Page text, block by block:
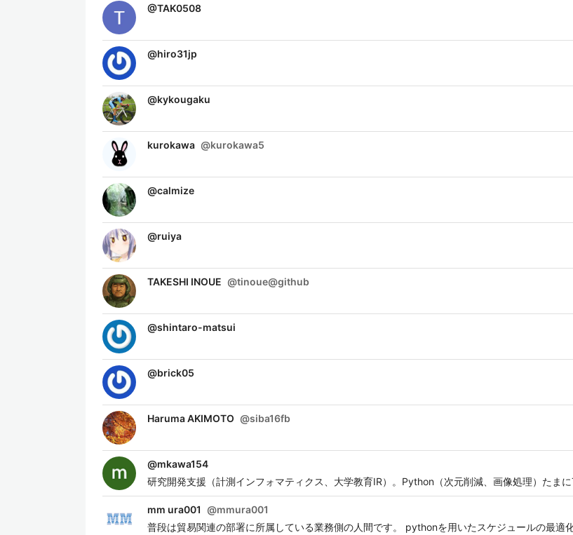
@TAK0508
@hiro31jp
@kykougaku
kurokawa @kurokawa5
@calmize
@ruiya
TAKESHI INOUE @tinoue@github
@shintaro-matsui
@brick05
Haruma AKIMOTO @siba16fb
@mkawa154
研究開発支援（計測インフォマティクス、大学教育IR）。Python（次元削減、画像処理）たまに
mm ura001 @mmura001
普段は貿易関連の部署に所属している業務側の人間です。 pythonを用いたスケジュールの最適